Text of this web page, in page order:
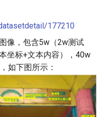
177210
像，包含5w（2w测试
坐标+文本内容），40w
如下图所示：